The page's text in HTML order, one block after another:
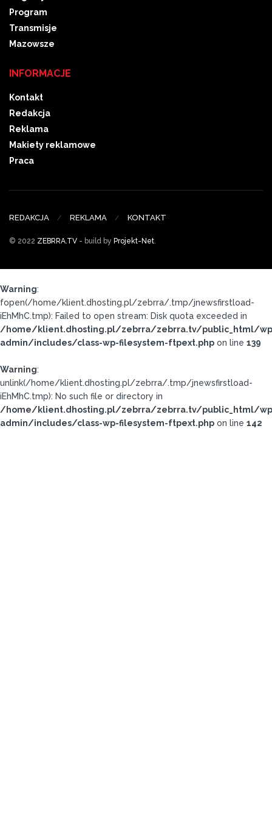
Program
Transmisje
Mazowsze
INFORMACJE
Kontakt
Redakcja
Reklama
Makiety reklamowe
Praca
REDAKCJA REKLAMA KONTAKT
© 2022 ZEBRRA.TV - build by Projekt-Net.
Warning:
fopen(/home/klient.dhosting.pl/zebrra/.tmp/jnewsfirstload-
iEhMhC.tmp): Failed to open stream: Disk quota exceeded in
/home/klient.dhosting.pl/zebrra/zebrra.tv/public_html/
admin/includes/class-wp-filesystem-ftpext.php on line 139
Warning:
unlink(/home/klient.dhosting.pl/zebrra/.tmp/jnewsfirstload-
iEhMhC.tmp): No such file or directory in
/home/klient.dhosting.pl/zebrra/zebrra.tv/public_html/
admin/includes/class-wp-filesystem-ftpext.php on line 142